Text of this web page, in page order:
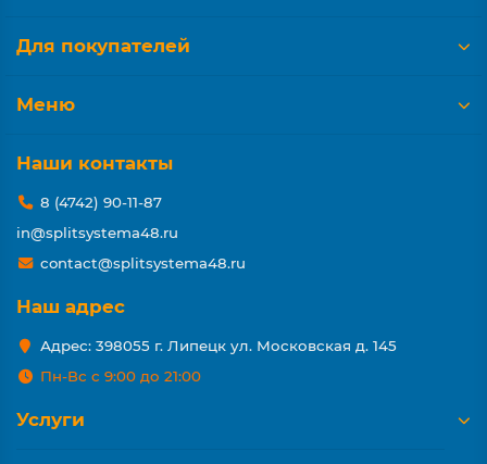
Для покупателей
Меню
Наши контакты
8 (4742) 90-11-87
in@splitsystema48.ru
contact@splitsystema48.ru
Наш адрес
Адрес: 398055 г. Липецк ул. Московская д. 145
Пн-Вс с 9:00 до 21:00
Услуги